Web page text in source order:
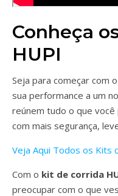
Conheça
HUPI
Seja para começar com
sua performance a um
reúnem tudo o que você
com mais segurança,
Veja Aqui Todos os Kits
Com o kit de corrida
preocupar com o que